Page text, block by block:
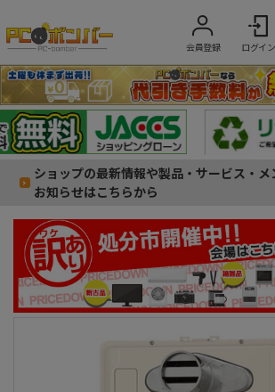
会員登録 ログイン
ショップの最新情報や製品・サービス・
お知らせはこちらから